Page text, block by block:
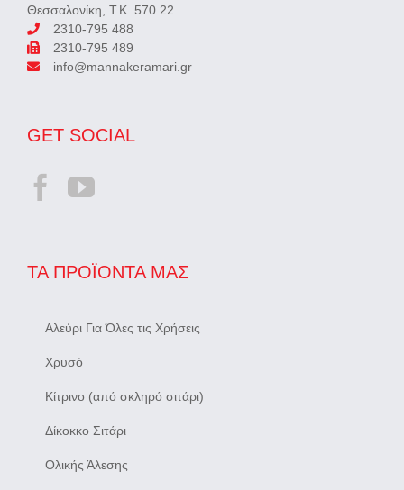
Θεσσαλονίκη, Τ.Κ. 570 22
2310-795 488
2310-795 489
info@mannakeramari.gr
GET SOCIAL
ΤΑ ΠΡΟΪΌΝΤΑ ΜΑΣ
Αλεύρι Για Όλες τις Χρήσεις
Χρυσό
Κίτρινο (από σκληρό σιτάρι)
Δίκοκκο Σιτάρι
Ολικής Άλεσης